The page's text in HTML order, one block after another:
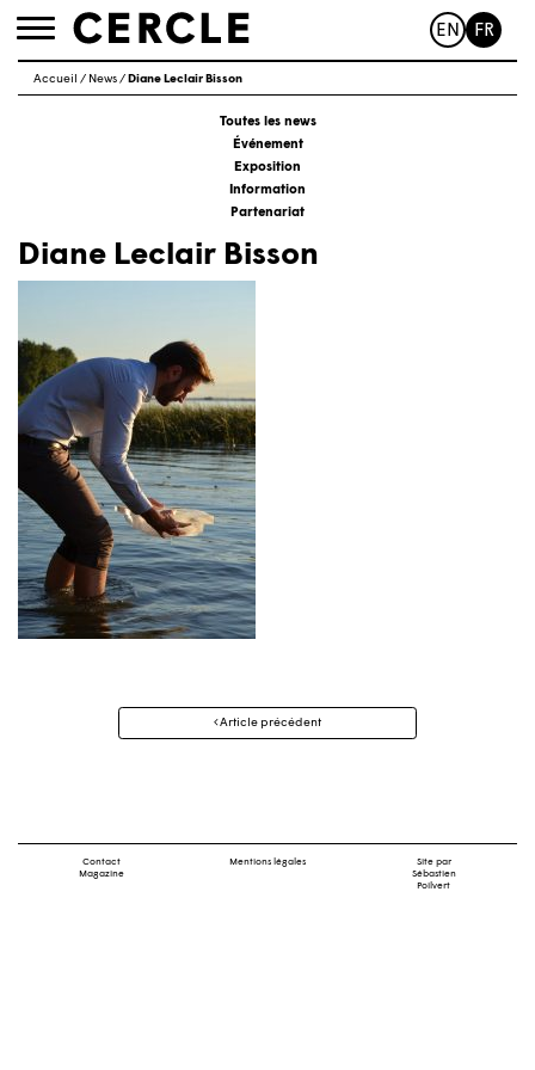
Toggle
EN FR
Accueil / News/ Diane Leclair Bisson
Toutes les news
Événement
Exposition
Information
Partenariat
Diane Leclair Bisson
Navigation
Article précédent
Contact
Magazine
Mentions légales
Site par
Sébastien
Poilvert